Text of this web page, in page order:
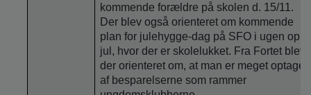
kommende forældre på skolen d. 15/11.
Der blev også orienteret om kommende
plan for julehygge-dag på SFO i ugen op til
jul, hvor der er skolelukket. Fra Fortet blev
der orienteret om, at man er meget optaget
af besparelserne som rammer